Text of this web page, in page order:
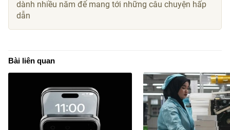
dành nhiều năm để mang tới những câu chuyện hấp
dẫn
Bài liên quan